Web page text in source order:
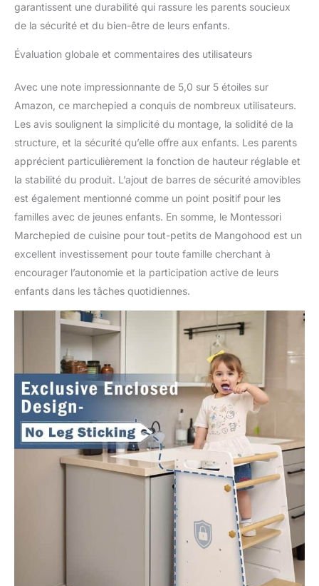
être utilisé par les
adultes. Nous nous
exigences strictes pour
tous les bois que nous
utilisons, sans BPA,
peinture non toxique. A
sécurité physique et
chimique bien au-delà
des normes américaines
ASTMF-963 et UE EN-
important pour la santé
des enfants.
garantissent une durabilité qui rassure les parents soucieux
de la sécurité et du bien-être de leurs enfants.
Évaluation globale et commentaires des utilisateurs
Avec une note impressionnante de 5,0 sur 5 étoiles sur
Amazon, ce marchepied a conquis de nombreux utilisateurs.
Les avis soulignent la simplicité du montage, la solidité de la
structure, et la sécurité qu’elle offre aux enfants. Les parents
apprécient particulièrement la fonction de hauteur réglable et
la stabilité du produit. L’ajout de barres de sécurité amovibles
est également mentionné comme un point positif pour les
familles avec de jeunes enfants. En somme, le Montessori
Marchepied de cuisine pour tout-petits de Mangohood est un
excellent investissement pour toute famille cherchant à
encourager l’autonomie et la participation active de leurs
enfants dans les tâches quotidiennes.